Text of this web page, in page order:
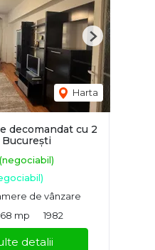
Harta
Next
decomandat cu 2
București
(negociabil)
de vânzare
68 mp 1982
detalii